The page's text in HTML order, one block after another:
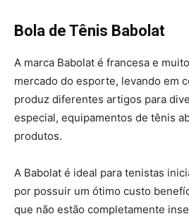
Bola de Tênis Babolat
A marca Babolat é francesa e
mercado do esporte, levando em
produz diferentes artigos para
especial, equipamentos de tênis
produtos.
A Babolat é ideal para tenistas
por possuir um ótimo custo
que não estão completamente